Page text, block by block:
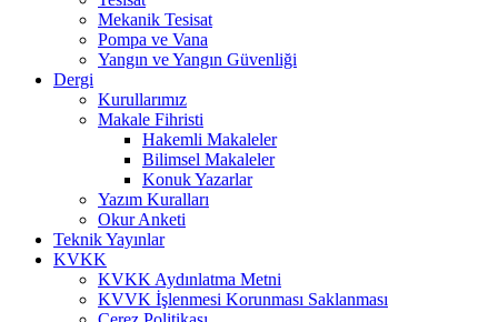
Mekanik Tesisat
Pompa ve Vana
Yangın ve Yangın Güvenliği
Dergi
Kurullarımız
Makale Fihristi
Hakemli Makaleler
Bilimsel Makaleler
Konuk Yazarlar
Yazım Kuralları
Okur Anketi
Teknik Yayınlar
KVKK
KVKK Aydınlatma Metni
KVVK İşlenmesi Korunması Saklanması